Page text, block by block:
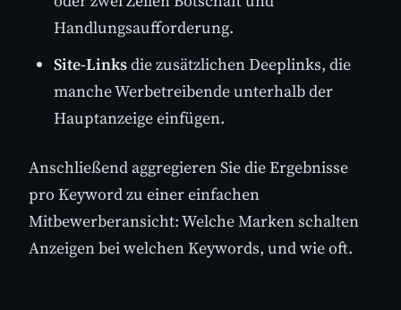
Handlungsaufforderung.
Site-Linksdie zusätzlichen Deeplinks, die
manche Werbetreibende unterhalb der
Hauptanzeige einfügen.
Anschließend aggregieren Sie die Ergebnisse
pro Keyword zu einer einfachen
Mitbewerberansicht: Welche Marken schalten
Anzeigen bei welchen Keywords, und wie oft.